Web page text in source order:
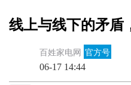
线上与线下的矛盾
百姓家电网 官方号
06-17 14:44